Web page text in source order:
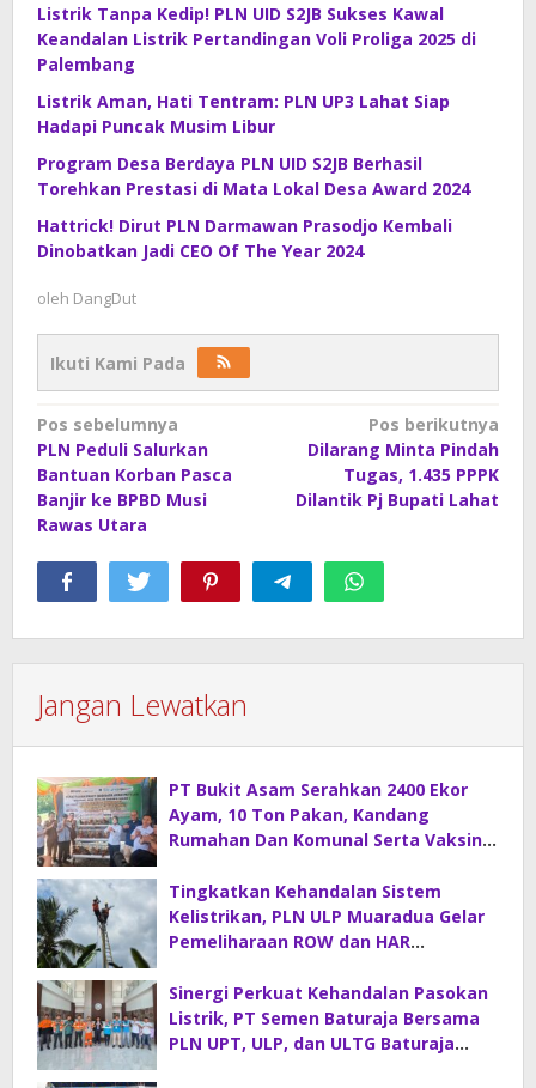
Listrik Tanpa Kedip! PLN UID S2JB Sukses Kawal
Keandalan Listrik Pertandingan Voli Proliga 2025 di
Palembang
Listrik Aman, Hati Tentram: PLN UP3 Lahat Siap
Hadapi Puncak Musim Libur
Program Desa Berdaya PLN UID S2JB Berhasil
Torehkan Prestasi di Mata Lokal Desa Award 2024
Hattrick! Dirut PLN Darmawan Prasodjo Kembali
Dinobatkan Jadi CEO Of The Year 2024
oleh DangDut
Ikuti Kami Pada
Navigasi
pos
Pos sebelumnya
PLN Peduli Salurkan
Bantuan Korban Pasca
Banjir ke BPBD Musi
Rawas Utara
Pos berikutnya
Dilarang Minta Pindah
Tugas, 1.435 PPPK
Dilantik Pj Bupati Lahat
Jangan Lewatkan
PT Bukit Asam Serahkan 2400 Ekor
Ayam, 10 Ton Pakan, Kandang
Rumahan Dan Komunal Serta Vaksin
Tingkatkan Kehandalan Sistem
Kelistrikan, PLN ULP Muaradua Gelar
Pemeliharaan ROW dan HAR
Sinergi Perkuat Kehandalan Pasokan
Listrik, PT Semen Baturaja Bersama
PLN UPT, ULP, dan ULTG Baturaja